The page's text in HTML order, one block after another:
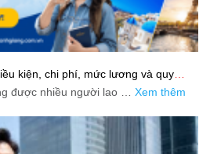
kiện, chi phí, mức lương và quy
được nhiều người lao … Xem thêm